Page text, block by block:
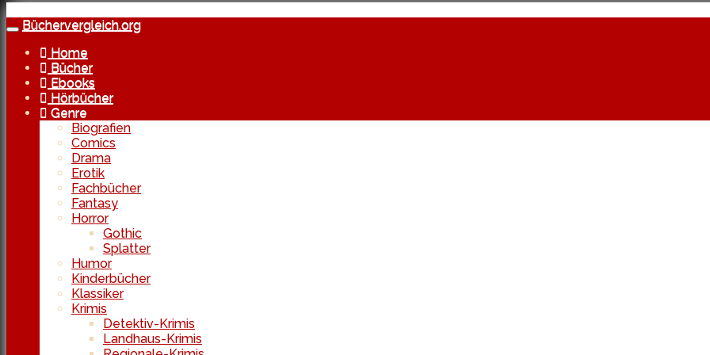
Skip
to
content
Toggle
navigation
Büchervergleich.org
Home
Bücher
Ebooks
Hörbücher
Genre
Biografien
Comics
Drama
Erotik
Fachbücher
Fantasy
Horror
Gothic
Splatter
Humor
Kinderbücher
Klassiker
Krimis
Detektiv-Krimis
Landhaus-Krimis